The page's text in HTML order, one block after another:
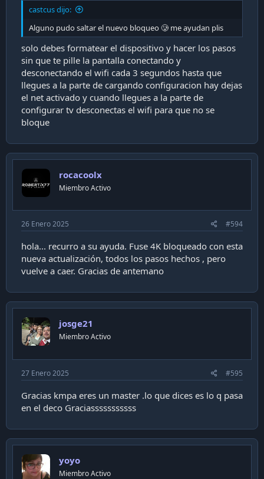
castcus dijo:
Alguno pudo saltar el nuevo bloqueo 🥲 me ayudan plis
solo debes formatear el dispositivo y hacer los pasos
sin que te pille la pantalla conectando y
desconectando el wifi cada 3 segundos hasta que
llegues a la parte de cargando configuracion hay dejas
el net activado y cuando llegues a la parte de
configurar tv desconectas el wifi para que no se
bloque
rocacoolx
Miembro Activo
26 Enero 2025 #594
hola... recurro a su ayuda. Fuse 4K bloqueado con esta
nueva actualización, todos los pasos hechos , pero
vuelve a caer. Gracias de antemano
josge21
Miembro Activo
27 Enero 2025 #595
Gracias kmpa eres un master .lo que dices es lo q pasa
en el deco Graciasssssssssss
yoyo
Miembro Activo